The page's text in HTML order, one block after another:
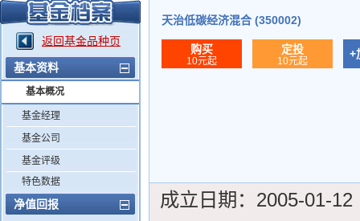
添富优势 华安宏利 上证180价值ETF
返回基金品种页
基本资料
基本概况
基金经理
基金公司
基金评级
特色数据
净值回报
天治低碳经济混合 (350002)
购买
10元起
定投
10元起
+
成立日期： 2005-01-12